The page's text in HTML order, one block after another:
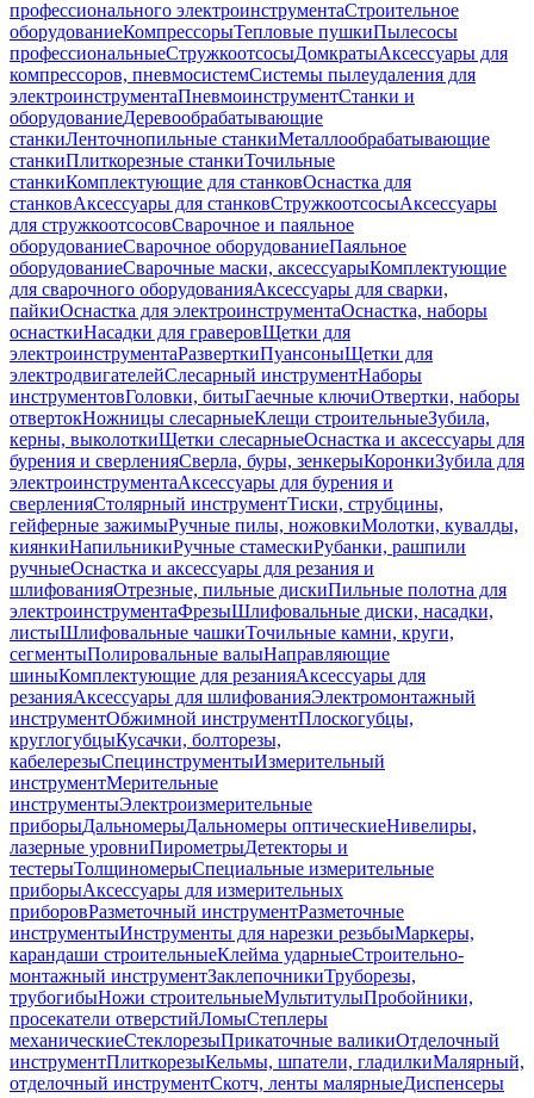
профессионального электроинструментаСтроительное
оборудованиеКомпрессорыТепловые пушкиПылесосы
профессиональныеСтружкоотсосыДомкратыАксессуары для
компрессоров, пневмосистемСистемы пылеудаления для
электроинструментаПневмоинструментСтанки и
оборудованиеДеревообрабатывающие
станкиЛенточнопильные станкиМеталлообрабатывающие
станкиПлиткорезные станкиТочильные
станкиКомплектующие для станковОснастка для
станковАксессуары для станковСтружкоотсосыАксессуары
для стружкоотсосовСварочное и паяльное
оборудованиеСварочное оборудованиеПаяльное
оборудованиеСварочные маски, аксессуарыКомплектующие
для сварочного оборудованияАксессуары для сварки,
пайкиОснастка для электроинструментаОснастка, наборы
оснасткиНасадки для граверовЩетки для
электроинструментаРазверткиПуансоныЩетки для
электродвигателейСлесарный инструментНаборы
инструментовГоловки, битыГаечные ключиОтвертки, наборы
отвертокНожницы слесарныеКлещи строительныеЗубила,
керны, выколоткиЩетки слесарныеОснастка и аксессуары для
бурения и сверленияСверла, буры, зенкерыКоронкиЗубила для
электроинструментаАксессуары для бурения и
сверленияСтолярный инструментТиски, струбцины,
гейферные зажимыРучные пилы, ножовкиМолотки, кувалды,
киянкиНапильникиРучные стамескиРубанки, рашпили
ручныеОснастка и аксессуары для резания и
шлифованияОтрезные, пильные дискиПильные полотна для
электроинструментаФрезыШлифовальные диски, насадки,
листыШлифовальные чашкиТочильные камни, круги,
сегментыПолировальные валыНаправляющие
шиныКомплектующие для резанияАксессуары для
резанияАксессуары для шлифованияЭлектромонтажный
инструментОбжимной инструментПлоскогубцы,
круглогубцыКусачки, болторезы,
кабелерезыСпецинструментыИзмерительный
инструментМерительные
инструментыЭлектроизмерительные
приборыДальномерыДальномеры оптическиеНивелиры,
лазерные уровниПирометрыДетекторы и
тестерыТолщиномерыСпециальные измерительные
приборыАксессуары для измерительных
приборовРазметочный инструментРазметочные
инструментыИнструменты для нарезки резьбыМаркеры,
карандаши строительныеКлейма ударныеСтроительно-
монтажный инструментЗаклепочникиТруборезы,
трубогибыНожи строительныеМультитулыПробойники,
просекатели отверстийЛомыСтеплеры
механическиеСтеклорезыПрикаточные валикиОтделочный
инструментПлиткорезыКельмы, шпатели, гладилкиМалярный,
отделочный инструментСкотч, ленты малярныеДиспенсеры